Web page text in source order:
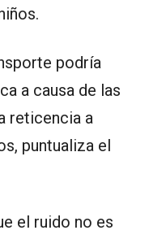
podría
a causa de las
reticencia a
puntualiza el
el ruido no es